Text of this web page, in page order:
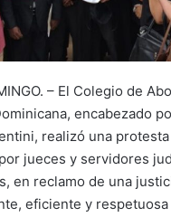
– El Colegio de
encabezado
realizó una
jueces y servidores
en reclamo de una
eficiente y